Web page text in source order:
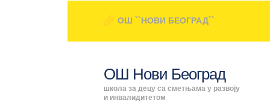
ОШ ``НОВИ БЕОГРАД``
ОШ Нови Београд
школа за децу са сметњама у развоју
и инвалидитетом